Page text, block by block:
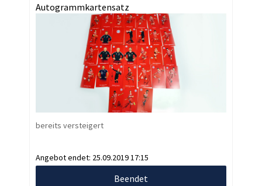
Autogrammkartensatz
bereits versteigert
Angebot endet: 25.09.2019 17:15
Beendet